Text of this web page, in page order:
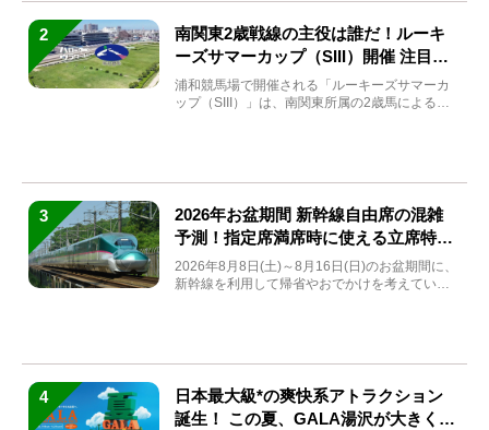
2
南関東2歳戦線の主役は誰だ！ルーキ
ーズサマーカップ（SIII）開催 注目馬
と見どころをチェック
浦和競馬場で開催される「ルーキーズサマーカ
ップ（SIII）」は、南関東所属の2歳馬による注
3
2026年お盆期間 新幹線自由席の混雑
予測！指定席満席時に使える立席特急
券も解説
2026年8月8日(土)～8月16日(日)のお盆期間に、
新幹線を利用して帰省やおでかけを考えている
4
日本最大級*の爽快系アトラクション
誕生！ この夏、GALA湯沢が大きく生